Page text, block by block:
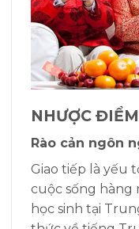
NHƯỢC ĐIỂM
Rào cản ngôn
Giao tiếp là yếu
cuộc sống hàng
học sinh tại